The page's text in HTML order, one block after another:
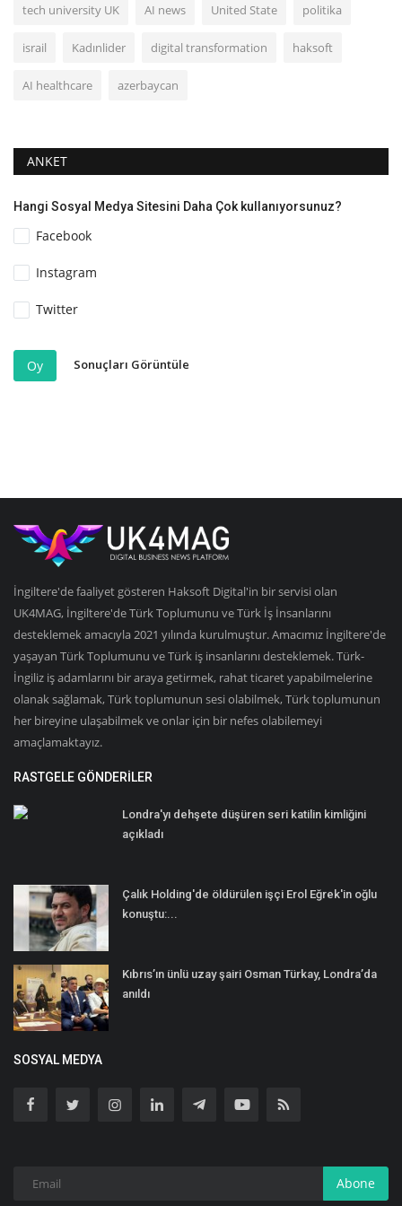
tech university UK AI news United State politika
israil Kadınlider digital transformation haksoft
AI healthcare azerbaycan
ANKET
Hangi Sosyal Medya Sitesini Daha Çok kullanıyorsunuz?
Facebook
Instagram
Twitter
Oy Sonuçları Görüntüle
İngiltere'de faaliyet gösteren Haksoft Digital'in bir servisi olan
UK4MAG, İngiltere'de Türk Toplumunu ve Türk İş İnsanlarını
desteklemek amacıyla 2021 yılında kurulmuştur. Amacımız İngiltere'de
yaşayan Türk Toplumunu ve Türk iş insanlarını desteklemek. Türk-
İngiliz iş adamlarını bir araya getirmek, rahat ticaret yapabilmelerine
olanak sağlamak, Türk toplumunun sesi olabilmek, Türk toplumunun
her bireyine ulaşabilmek ve onlar için bir nefes olabilemeyi
amaçlamaktayız.
RASTGELE GÖNDERILER
Londra'yı dehşete düşüren seri katilin kimliğini
açıkladı
Çalık Holding'de öldürülen işçi Erol Eğrek'in oğlu
konuştu:...
Kıbrıs’ın ünlü uzay şairi Osman Türkay, Londra’da
anıldı
SOSYAL MEDYA
Abone